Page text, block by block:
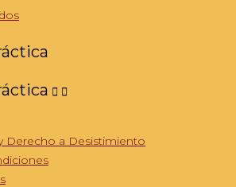
 
Derecho a Desistimiento